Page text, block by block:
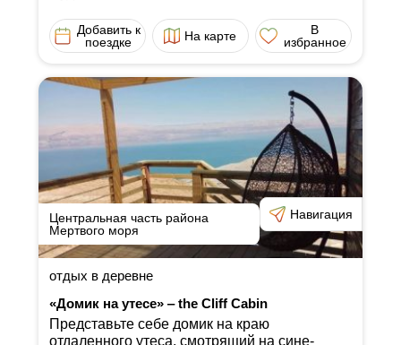
Добавить к
поездке
На карте
В
избранное
Центральная часть района
Мертвого моря
Навигация
отдых в деревне
«Домик на утесе» ‒ the Cliff Cabin
Представьте себе домик на краю
отдаленного утеса, смотрящий на сине-